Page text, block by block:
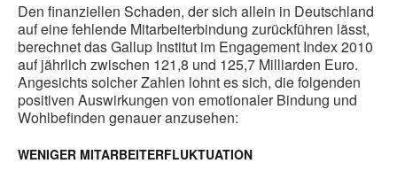
Den finanziellen Schaden, der sich allein in Deutschland
auf eine fehlende Mitarbeiterbindung zurückführen lässt,
berechnet das Gallup Institut im Engagement Index 2010
auf jährlich zwischen 121,8 und 125,7 Milliarden Euro.
Angesichts solcher Zahlen lohnt es sich, die folgenden
positiven Auswirkungen von emotionaler Bindung und
Wohlbefinden genauer anzusehen:
WENIGER MITARBEITERFLUKTUATION